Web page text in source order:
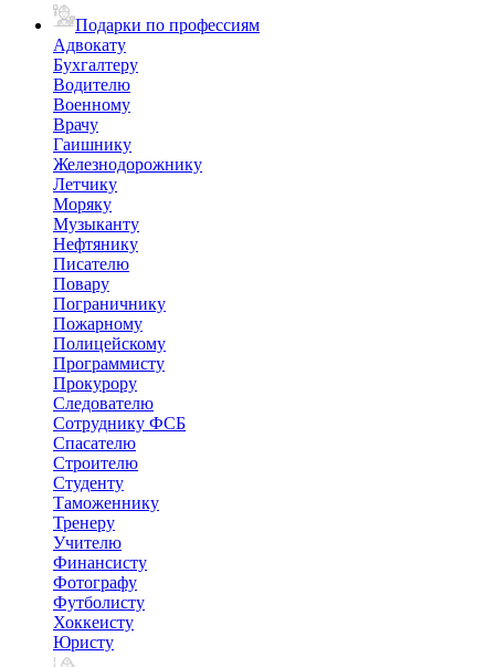
Подарки по профессиям
Адвокату
Бухгалтеру
Водителю
Военному
Врачу
Гаишнику
Железнодорожнику
Летчику
Моряку
Музыканту
Нефтянику
Писателю
Повару
Пограничнику
Пожарному
Полицейскому
Программисту
Прокурору
Следователю
Сотруднику ФСБ
Спасателю
Строителю
Студенту
Таможеннику
Тренеру
Учителю
Финансисту
Фотографу
Футболисту
Хоккеисту
Юристу